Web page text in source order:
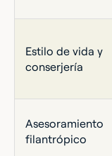
Estilo de vida y
conserjería
Asesoramiento
filantrópico